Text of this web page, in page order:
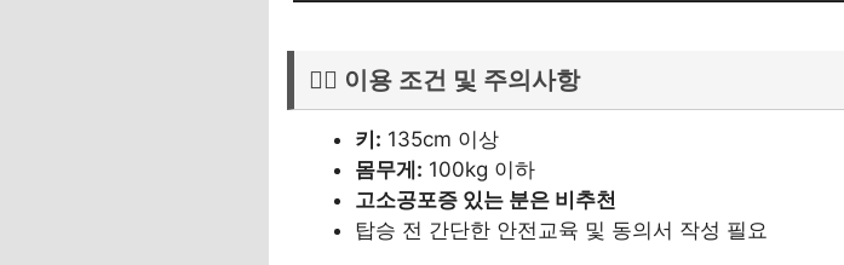
🧍‍♂️ 이용 조건 및 주의사항
키: 135cm 이상
몸무게: 100kg 이하
고소공포증 있는 분은 비추천
탑승 전 간단한 안전교육 및 동의서 작성 필요